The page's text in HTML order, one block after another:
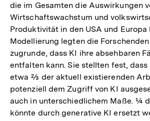
die im Gesamten die Auswirkungen
Wirtschaftswachstum und
Produktivität in den USA und
Modellierung legten die
zugrunde, dass KI ihre absehbaren
entfalten kann. Sie stellten fest, dass
etwa ⅔ der aktuell existierenden
potenziell dem Zugriff von KI
auch in unterschiedlichem Maße. ¼
könnte durch generative KI ersetzt